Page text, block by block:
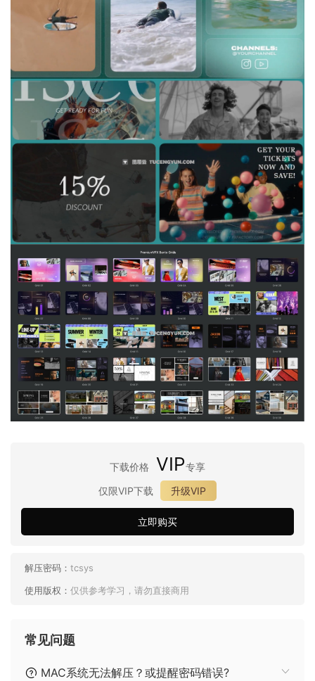
下载价格 VIP专享
仅限VIP下载
升级VIP
立即购买
解压密码： tcsys
使用版权： 仅供参考学习，请勿直接商用
常见问题
MAC系统无法解压？或提醒密码错误?